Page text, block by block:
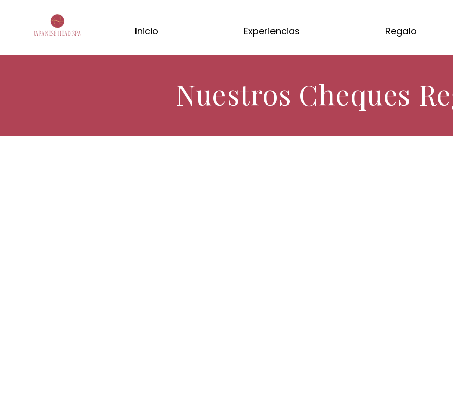
Inicio Experiencias Regalo
Nuestros Cheques